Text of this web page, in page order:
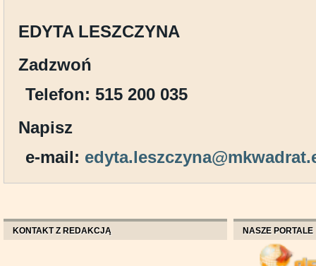
EDYTA LESZCZYNA
Zadzwoń
Telefon: 515 200 035
Napisz
e-mail:
KONTAKT Z REDAKCJĄ NASZE PORTALE